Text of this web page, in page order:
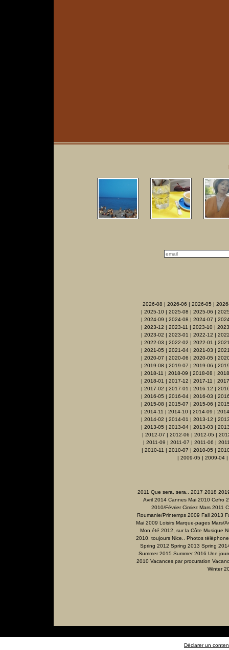
2026-08 | 2026-06 | 2026-05 |
| 2025-10| 2025-08 | 2025-06 |
| 2024-09 | 2024-08 | 2024-07 |
| 2023-12 | 2023-11 | 2023-10 |
| 2023-02 | 2023-01 | 2022-12 |
| 2022-03 | 2022-02 | 2022-01 |
| 2021-05 | 2021-04| 2021-03 |
| 2020-07 | 2020-06 | 2020-05 |
| 2019-08 | 2019-07 | 2019-06 |
| 2018-11 | 2018-09 | 2018-08 |
| 2018-01 | 2017-12 | 2017-11 |
| 2017-02 | 2017-01 | 2016-12 |
| 2016-05 | 2016-04 | 2016-03 |
| 2015-08 | 2015-07 | 2015-06 |
| 2014-11 | 2014-10 | 2014-09 |
| 2014-02 | 2014-01 | 2013-12 |
| 2013-05 | 2013-04 | 2013-03 |
| 2012-07 | 2012-06 | 2012-05 |
| 2011-09 | 2011-07 | 2011-06 |
| 2010-11 | 2010-07 | 2010-05 |
| 2009-05 | 2009-04 |
2011 Que sera, sera.. 2017 2018
Avril 2014 Cannes Mai 2010 Cefro
2010/Février Cimiez Mars 2011
Roumanie/Printemps 2009 Fall 2013
Mai 2009 Loisirs Marque-pages Mars/
Mon été 2012, sur la Côte Musique
2010, toujours Nice.. Photos téléphone
Spring 2012 Spring 2013 Spring
Summer 2015 Summer 2016 Une
2010 Vacances par procuration
Winter
Déclarer un